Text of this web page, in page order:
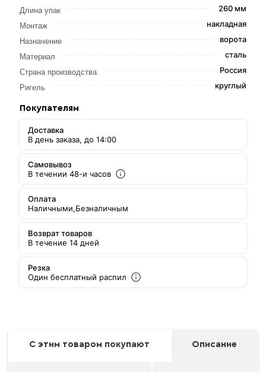
Длина упак 260 мм
Монтаж накладная
Назначение ворота
Материал сталь
Страна производства Россия
Ригель круглый
Покупателям
Доставка
В день заказа, до 14:00
Самовывоз
В течении 48-и часов
Оплата
Наличными,Безналичным
Возврат товаров
В течение 14 дней
Резка
Один бесплатный распил
С этим товаром покупают Описание